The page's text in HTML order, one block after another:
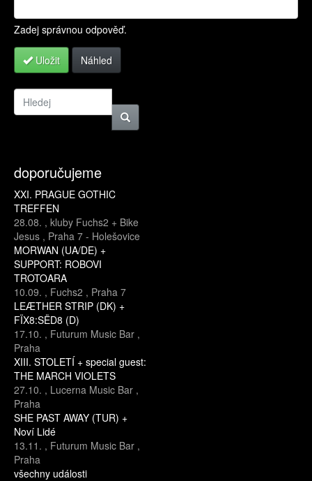
Zadej správnou odpověď.
Uložit Náhled
doporučujeme
XXI. PRAGUE GOTHIC
TREFFEN
28.08. , kluby Fuchs2 + Bike
Jesus , Praha 7 - Holešovice
MORWAN (UA/DE) +
SUPPORT: ROBOVI
TROTOARA
10.09. , Fuchs2 , Praha 7
LEÆTHER STRIP (DK) +
FÏX8:SËD8 (D)
17.10. , Futurum Music Bar ,
Praha
XIII. STOLETÍ + special guest:
THE MARCH VIOLETS
27.10. , Lucerna Music Bar ,
Praha
SHE PAST AWAY (TUR) +
Noví Lidé
13.11. , Futurum Music Bar ,
Praha
všechny události